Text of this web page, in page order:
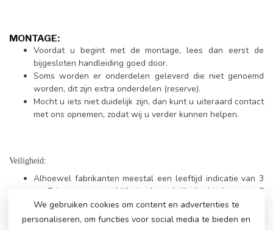
MONTAGE:
Voordat u begint met de montage, lees dan eerst de
bijgesloten handleiding goed door.
Soms worden er onderdelen geleverd die niet genoemd
worden, dit zijn extra onderdelen (reserve).
Mocht u iets niet duidelijk zijn, dan kunt u uiteraard contact
met ons opnemen, zodat wij u verder kunnen helpen.
Veiligheid:
Alhoewel fabrikanten meestal een leeftijd indicatie van 3
tot 7 jaar aangeven blijkt in de praktijk dat kinderen tot 5
jaar of maximaal 6 jaar gebruik kunnen maken van
elektrisch rijdend speelgoed. Kinderen vanaf 5 of 6 jaar
We gebruiken cookies om content en advertenties te
personaliseren, om functies voor social media te bieden en